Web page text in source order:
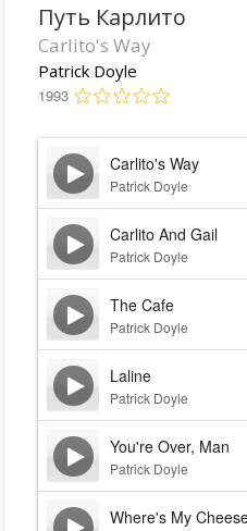
Путь Карлито
Carlito's Way
Patrick Doyle
1993
Carlito's Way
Patrick Doyle
Carlito And Gail
Patrick Doyle
The Cafe
Patrick Doyle
Laline
Patrick Doyle
You're Over, Man
Patrick Doyle
Where's My